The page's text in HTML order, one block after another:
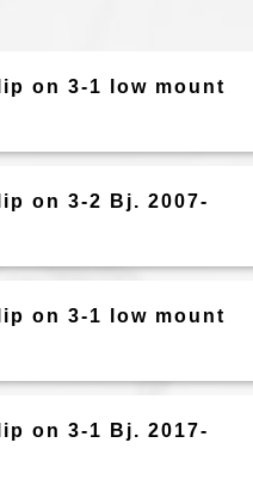
on 3-1 low mount
on 3-2 Bj. 2007-
on 3-1 low mount
on 3-1 Bj. 2017-